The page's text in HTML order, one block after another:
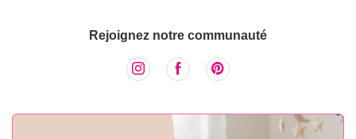
Rejoignez notre communauté